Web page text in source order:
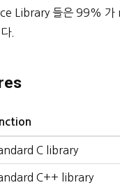
Library 들은 99% 가
.
C library
C++ library